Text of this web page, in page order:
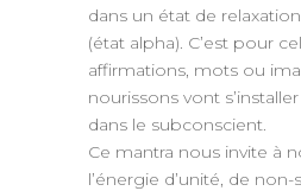
dans un état de
(état alpha). C’est pour
affirmations, mots ou
nourissons vont
dans le subconscient.
Ce mantra nous invite à
l’énergie d’unité, de